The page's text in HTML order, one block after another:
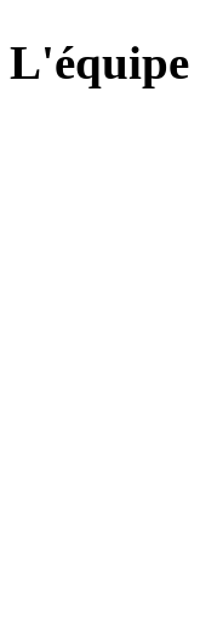
L'équipe